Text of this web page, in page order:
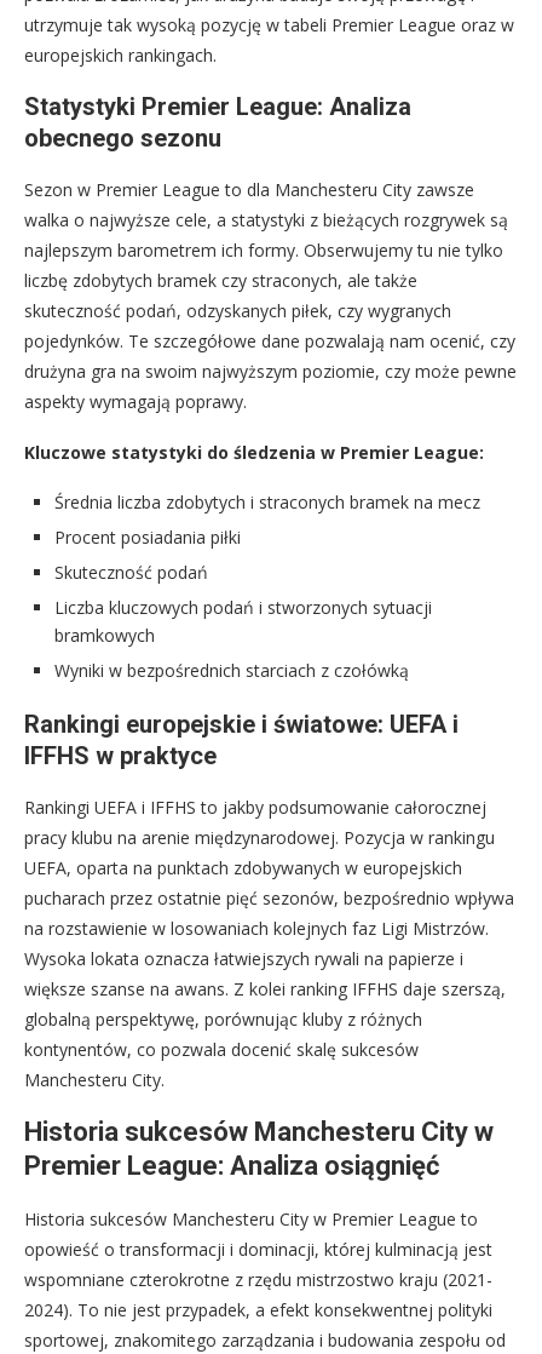
utrzymuje tak wysoką pozycję w tabeli Premier League oraz w
europejskich rankingach.
Statystyki Premier League: Analiza
obecnego sezonu
Sezon w Premier League to dla Manchesteru City zawsze
walka o najwyższe cele, a statystyki z bieżących rozgrywek są
najlepszym barometrem ich formy. Obserwujemy tu nie tylko
liczbę zdobytych bramek czy straconych, ale także
skuteczność podań, odzyskanych piłek, czy wygranych
pojedynków. Te szczegółowe dane pozwalają nam ocenić, czy
drużyna gra na swoim najwyższym poziomie, czy może pewne
aspekty wymagają poprawy.
Kluczowe statystyki do śledzenia w Premier League:
Średnia liczba zdobytych i straconych bramek na mecz
Procent posiadania piłki
Skuteczność podań
Liczba kluczowych podań i stworzonych sytuacji
bramkowych
Wyniki w bezpośrednich starciach z czołówką
Rankingi europejskie i światowe: UEFA i
IFFHS w praktyce
Rankingi UEFA i IFFHS to jakby podsumowanie całorocznej
pracy klubu na arenie międzynarodowej. Pozycja w rankingu
UEFA, oparta na punktach zdobywanych w europejskich
pucharach przez ostatnie pięć sezonów, bezpośrednio wpływa
na rozstawienie w losowaniach kolejnych faz Ligi Mistrzów.
Wysoka lokata oznacza łatwiejszych rywali na papierze i
większe szanse na awans. Z kolei ranking IFFHS daje szerszą,
globalną perspektywę, porównując kluby z różnych
kontynentów, co pozwala docenić skalę sukcesów
Manchesteru City.
Historia sukcesów Manchesteru City w
Premier League: Analiza osiągnięć
Historia sukcesów Manchesteru City w Premier League to
opowieść o transformacji i dominacji, której kulminacją jest
wspomniane czterokrotne z rzędu mistrzostwo kraju (2021-
2024). To nie jest przypadek, a efekt konsekwentnej polityki
sportowej, znakomitego zarządzania i budowania zespołu od